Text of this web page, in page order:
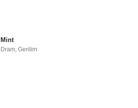
Mint
Dram,Gerilim